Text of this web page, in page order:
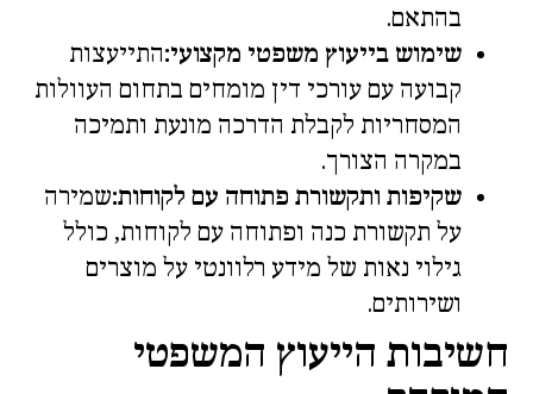
בהתאם.
שימוש בייעוץ משפטי מקצועי:התייעצות
קבועה עם עורכי דין מומחים בתחום העוולות
המסחריות לקבלת הדרכה מונעת ותמיכה
במקרה הצורך.
שקיפות ותקשורת פתוחה עם לקוחות:שמירה
על תקשורת כנה ופתוחה עם לקוחות, כולל
גילוי נאות של מידע רלוונטי על מוצרים
ושירותים.
חשיבות הייעוץ המשפטי